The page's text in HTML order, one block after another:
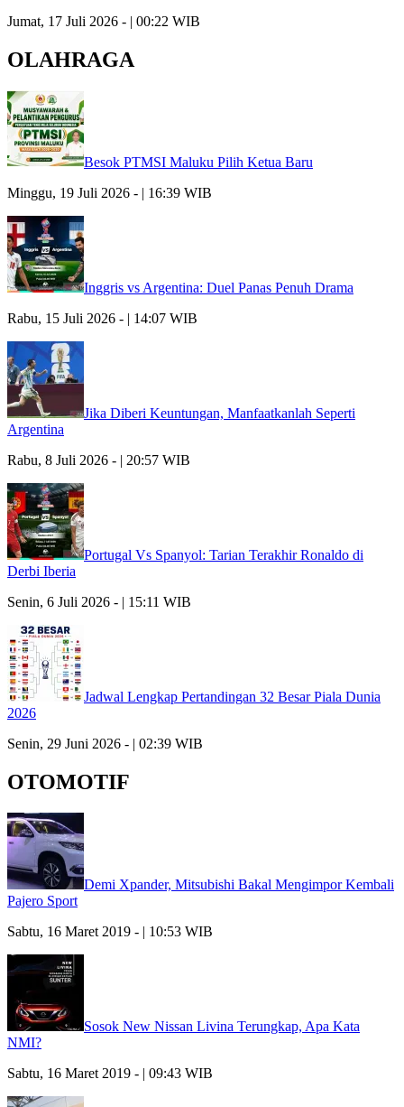
Jumat, 17 Juli 2026 - | 00:22 WIB
OLAHRAGA
Besok PTMSI Maluku Pilih Ketua Baru
Minggu, 19 Juli 2026 - | 16:39 WIB
Inggris vs Argentina: Duel Panas Penuh Drama
Rabu, 15 Juli 2026 - | 14:07 WIB
Jika Diberi Keuntungan, Manfaatkanlah Seperti
Argentina
Rabu, 8 Juli 2026 - | 20:57 WIB
Portugal Vs Spanyol: Tarian Terakhir Ronaldo di
Derbi Iberia
Senin, 6 Juli 2026 - | 15:11 WIB
Jadwal Lengkap Pertandingan 32 Besar Piala Dunia
2026
Senin, 29 Juni 2026 - | 02:39 WIB
OTOMOTIF
Demi Xpander, Mitsubishi Bakal Mengimpor Kembali
Pajero Sport
Sabtu, 16 Maret 2019 - | 10:53 WIB
Sosok New Nissan Livina Terungkap, Apa Kata
NMI?
Sabtu, 16 Maret 2019 - | 09:43 WIB